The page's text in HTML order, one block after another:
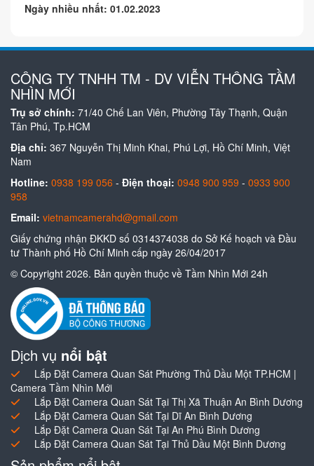
Ngày nhiều nhất: 01.02.2023
CÔNG TY TNHH TM - DV VIỄN THÔNG TẦM
NHÌN MỚI
Trụ sở chính: 71/40 Chế Lan Viên, Phường Tây Thạnh, Quận
Tân Phú, Tp.HCM
Địa chỉ: 367 Nguyễn Thị Minh Khai, Phú Lợi, Hồ Chí Minh, Việt
Nam
Hotline: 0938 199 056 - Điện thoại: 0948 900 959 - 0933 900
958
Email: vietnamcamerahd@gmail.com
Giấy chứng nhận ĐKKD số 0314374038 do Sở Kế hoạch và Đầu
tư Thành phố Hồ Chí Minh cấp ngày 26/04/2017
© Copyright 2026. Bản quyền thuộc về Tầm Nhìn Mới 24h
Dịch vụ nổi bật
Lắp Đặt Camera Quan Sát Phường Thủ Dầu Một TP.HCM |
Camera Tầm Nhìn Mới
Lắp Đặt Camera Quan Sát Tại Thị Xã Thuận An Bình Dương
Lắp Đặt Camera Quan Sát Tại Dĩ An Bình Dương
Lắp Đặt Camera Quan Sát Tại An Phú Bình Dương
Lắp Đặt Camera Quan Sát Tại Thủ Dầu Một Bình Dương